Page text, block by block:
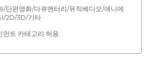
/단편영화/다큐멘터리/뮤직베디오/애니메
2D/3D/기타
먼트 카테고리 허용.